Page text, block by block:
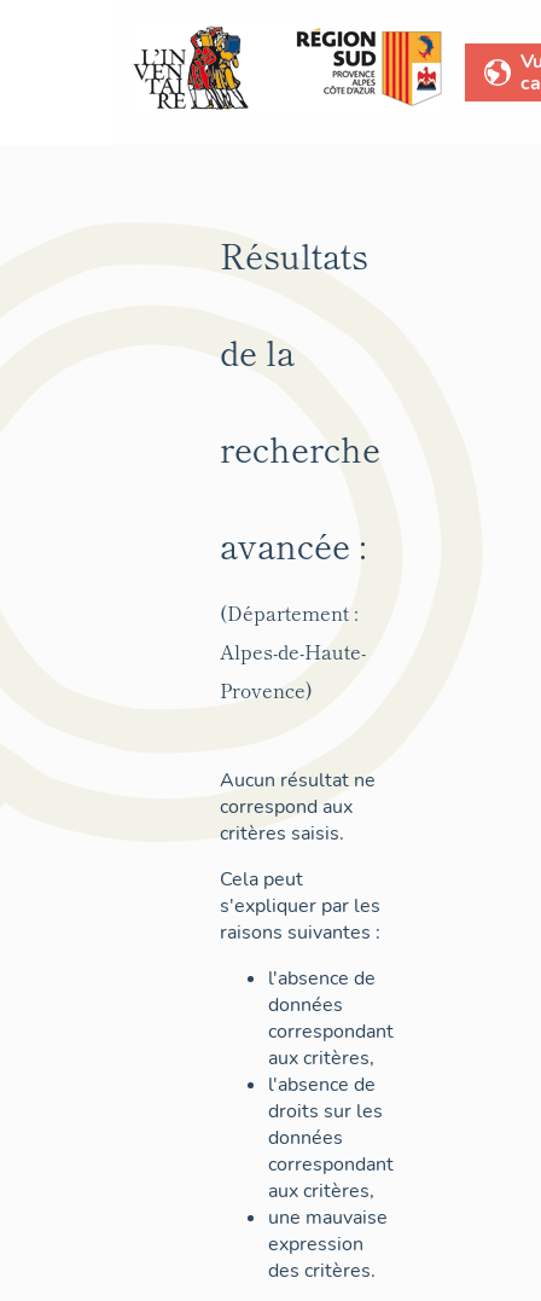
Résultats
de la
recherche
avancée :
(Département :
Alpes-de-Haute-
Provence)
Aucun résultat ne
correspond aux
critères saisis.
Cela peut
s'expliquer par les
raisons suivantes :
l'absence de
données
correspondant
aux critères,
l'absence de
droits sur les
données
correspondant
aux critères,
une mauvaise
expression
des critères.